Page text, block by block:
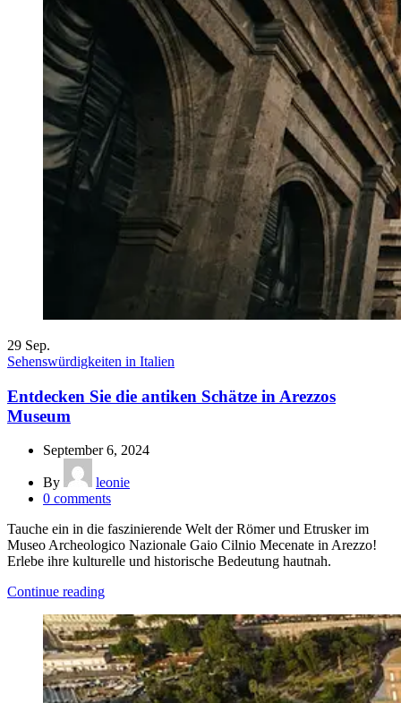
29 Sep.
Sehenswürdigkeiten in Italien
Entdecken Sie die antiken Schätze in Arezzos
Museum
September 6, 2024
By
leonie
0 comments
Tauche ein in die faszinierende Welt der Römer und Etrusker im
Museo Archeologico Nazionale Gaio Cilnio Mecenate in Arezzo!
Erlebe ihre kulturelle und historische Bedeutung hautnah.
Continue reading